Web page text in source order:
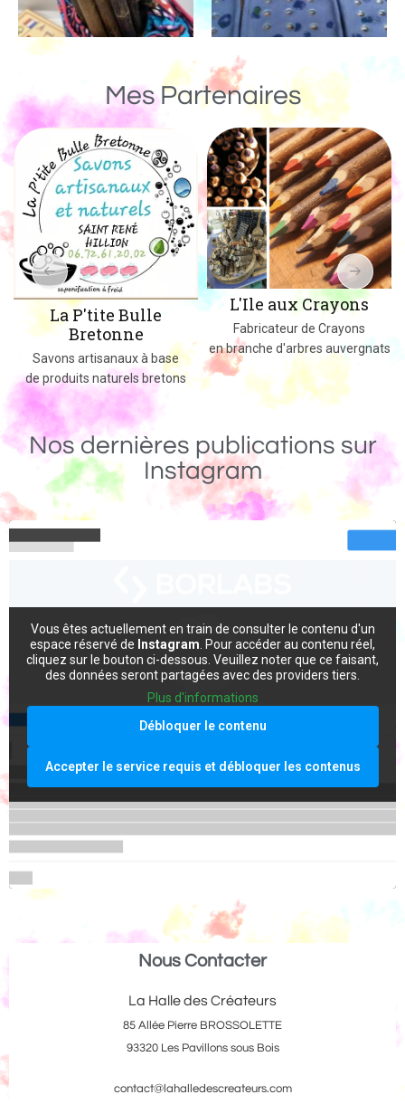
Mes Partenaires
L'Ile aux Crayons
Fabricateur de Crayons
en branche d'arbres auvergnats
Un Monde de
Des jeux, jouets et objets
massif fabriqués dans
Nos dernières publications sur
Instagram
Vous êtes actuellement en train de consulter le contenu d'un
espace réservé de Instagram . Pour accéder au contenu réel,
cliquez sur le bouton ci-dessous. Veuillez noter que ce faisant,
des données seront partagées avec des providers tiers.
Plus d'informations
Débloquer le contenu
Accepter le service requis et débloquer les contenus
Nous Contacter
La Halle des Créateurs
85 Allée Pierre BROSSOLETTE
93320 Les Pavillons sous Bois
contact@lahalledescreateurs.com